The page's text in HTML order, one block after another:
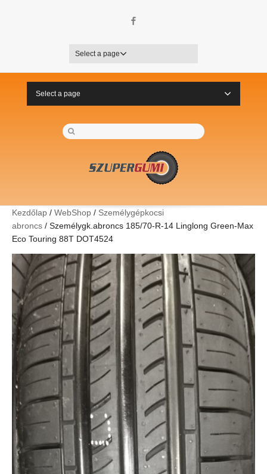
Select a page
Select a page
Kezdőlap / WebShop / Személygépkocsi
abroncs / Személygk.abroncs 185/70-R-14 Linglong Green-Max
Eco Touring 88T DOT4524